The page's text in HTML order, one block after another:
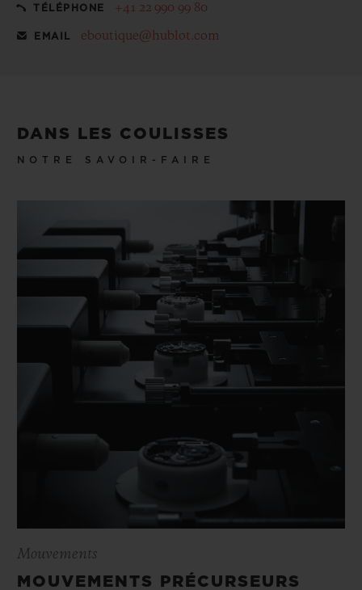
TÉLÉPHONE +41 22 990 99 80
EMAIL eboutique@hublot.com
DANS LES COULISSES
NOTRE SAVOIR-FAIRE
Mouvements
MOUVEMENTS PRÉCURSEURS